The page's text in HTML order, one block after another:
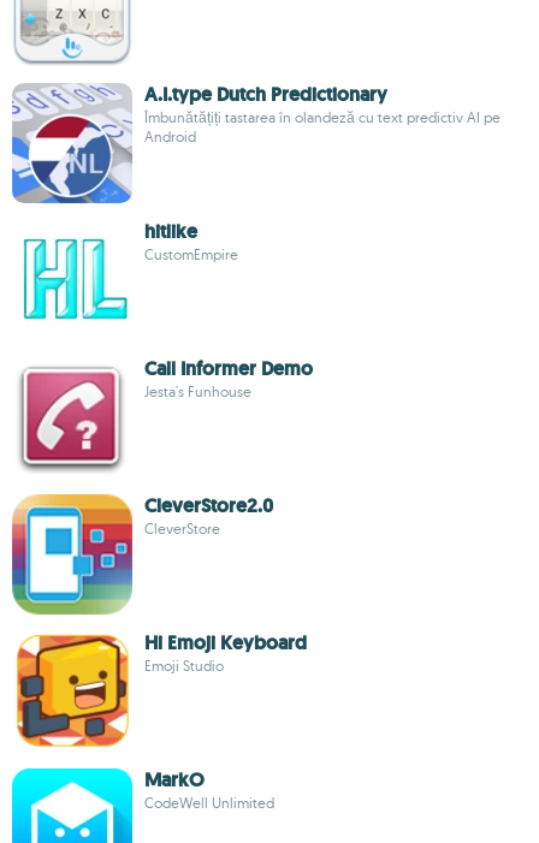
A.I.type Dutch Predictionary
Îmbunătățiți tastarea în olandeză cu text predictiv AI pe
Android
hitlike
CustomEmpire
Call Informer Demo
Jesta's Funhouse
CleverStore2.0
CleverStore
Hi Emoji Keyboard
Emoji Studio
MarkO
CodeWell Unlimited